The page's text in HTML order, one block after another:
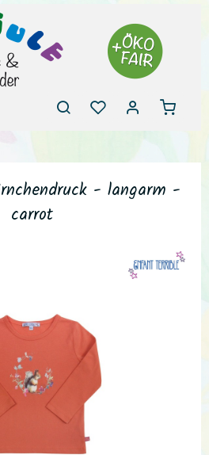
- langarm -
carrot